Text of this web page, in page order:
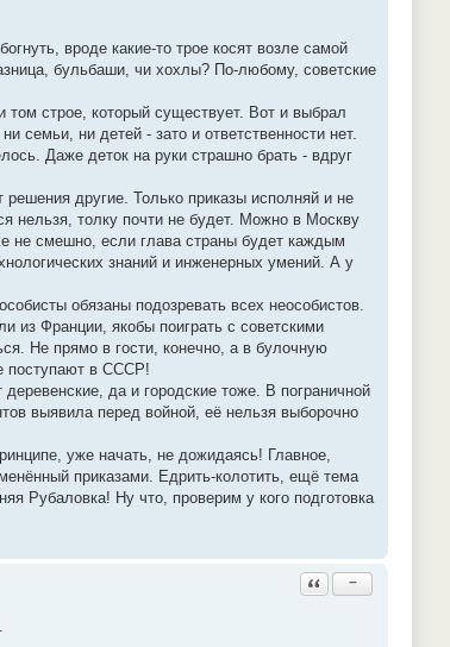
вроде какие-то трое косят возле самой
бульбаши, чи хохлы? По-любому, советские
строе, который существует. Вот и выбрал
семьи, ни детей - зато и ответственности нет.
Даже деток на руки страшно брать - вдруг
другие. Только приказы исполняй и не
нельзя, толку почти не будет. Можно в Москву
не смешно, если глава страны будет каждым
знаний и инженерных умений. А у
обязаны подозревать всех неособистов.
из Франции, якобы поиграть с советскими
Не прямо в гости, конечно, а в булочную
поступают в СССР!
да и городские тоже. В пограничной
выявила перед войной, её нельзя выборочно
уже начать, не дожидаясь! Главное,
приказами. Едрить-колотить, ещё тема
Рубаловка! Ну что, проверим у кого подготовка
Ответить с цитатой
−